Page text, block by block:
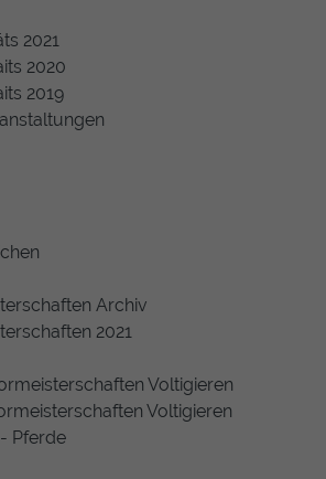
2021
2020
2019
Archiv
2021
Voltigieren
Voltigieren
Pferde